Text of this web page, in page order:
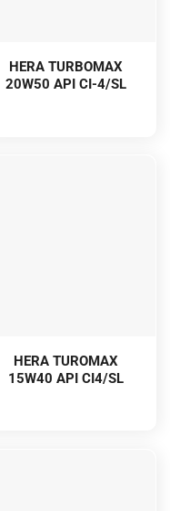
HERA TURBOMAX
20W50 API CI-4/SL
HERA TUROMAX
15W40 API CI4/SL